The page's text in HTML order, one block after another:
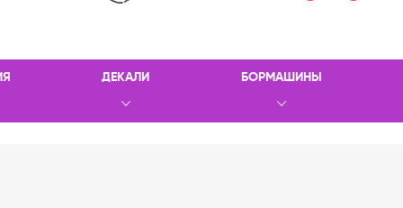
ДЕКАЛИ БОРМАШИНЫ